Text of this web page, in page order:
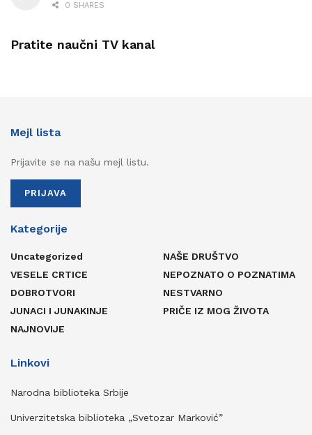
0 SHARES
Pratite naučni TV kanal
Mejl lista
Prijavite se na našu mejl listu.
PRIJAVA
Kategorije
Uncategorized
VESELE CRTICE
DOBROTVORI
JUNACI I JUNAKINJE
NAJNOVIJE
NAŠE DRUŠTVO
NEPOZNATO O POZNATIMA
NESTVARNO
PRIČE IZ MOG ŽIVOTA
Linkovi
Narodna biblioteka Srbije
Univerzitetska biblioteka „Svetozar Marković”